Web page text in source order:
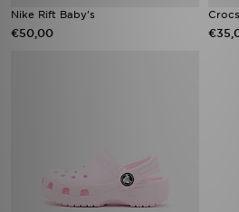
Nike Rift Baby's
€50,00